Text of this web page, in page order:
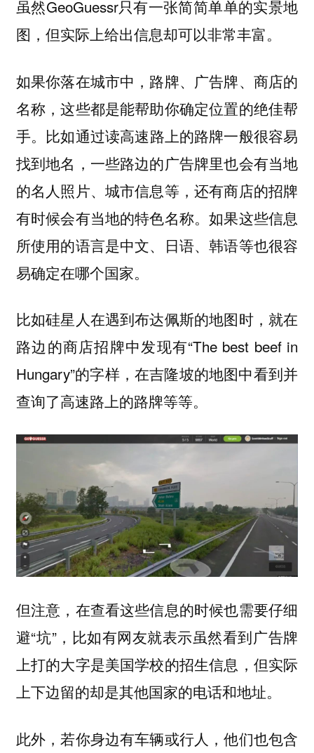
虽然GeoGuessr只有一张简简单单的实景地
图，但实际上给出信息却可以非常丰富。
如果你落在城市中，路牌、广告牌、商店的
名称，这些都是能帮助你确定位置的绝佳帮
手。 比如通过读高速路上的路牌一般很容易
找到地名，一些路边的广告牌里也会有当地
的名人照片、城市信息等，还有商店的招牌
有时候会有当地的特色名称。如果这些信息
所使用的语言是中文、日语、韩语等也很容
易确定在哪个国家。
比如硅星人在遇到布达佩斯的地图时，就在
路边的商店招牌中发现有“The best beef in
Hungary”的字样，在吉隆坡的地图中看到并
查询了高速路上的路牌等等。
但注意，在查看这些信息的时候也需要仔细
避“坑”，比如有网友就表示虽然看到广告牌
上打的大字是美国学校的招生信息，但实际
上下边留的却是其他国家的电话和地址。
此外，若你身边有车辆或行人，他们也包含